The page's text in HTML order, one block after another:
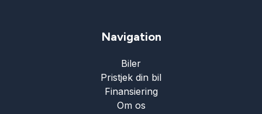
Navigation
Biler
Pristjek din bil
Finansiering
Om os